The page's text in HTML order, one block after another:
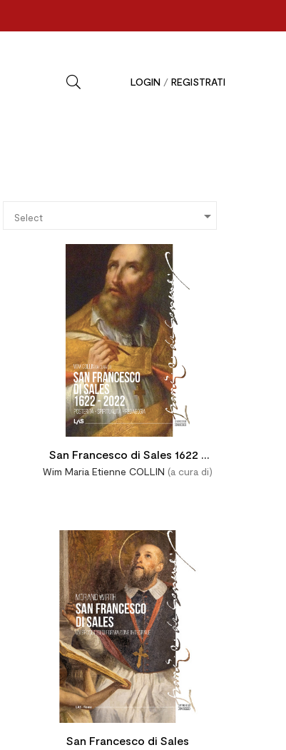
LOGIN / REGISTRATI
Select 
San Francesco di Sales 1622 -
2022
Wim Maria Etienne COLLIN (a cura di)
San Francesco di Sales